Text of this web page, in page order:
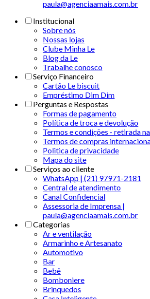
paula@agenciaamais.com.br
Institucional
Sobre nós
Nossas lojas
Clube Minha Le
Blog da Le
Trabalhe conosco
Serviço Financeiro
Cartão Le biscuit
Empréstimo Dim Dim
Perguntas e Respostas
Formas de pagamento
Política de troca e devolução
Termos e condições - retirada
Termos de compras
Politica de privacidade
Mapa do site
Serviços ao cliente
WhatsApp | (21) 97971-2181
Central de atendimento
Canal Confidencial
Assessoria de Imprensa |
paula@agenciaamais.com.br
Categorias
Ar e ventilação
Armarinho e Artesanato
Automotivo
Bar
Bebê
Bomboniere
Brinquedos